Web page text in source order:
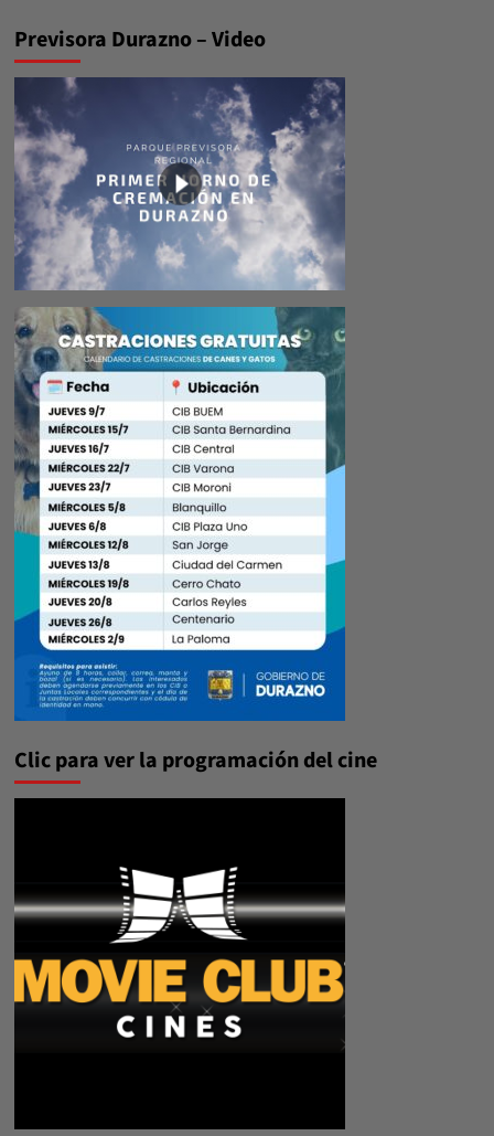
Previsora Durazno – Video
Clic para ver la programación del cine